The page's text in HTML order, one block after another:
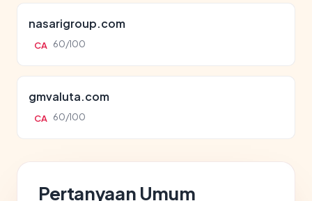
nasarigroup.com
CA 60/100
gmvaluta.com
CA 60/100
Pertanyaan Umum